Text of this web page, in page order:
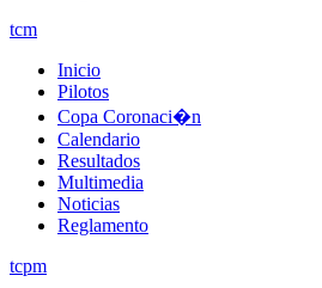
tcm
Inicio
Pilotos
Copa Coronaci�n
Calendario
Resultados
Multimedia
Noticias
Reglamento
tcpm